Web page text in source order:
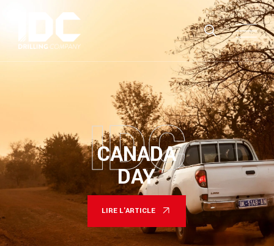
CANADA
DAY
IDC
LIRE L'ARTICLE